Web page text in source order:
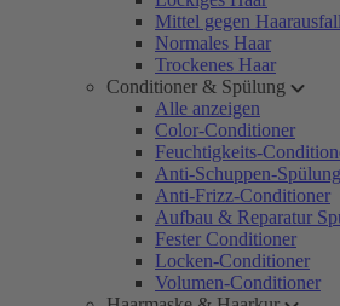
Mittel gegen Haarausfall
Normales Haar
Trockenes Haar
Conditioner & Spülung
Alle anzeigen
Color-Conditioner
Feuchtigkeits-
Anti-Schuppen-Spülung
Anti-Frizz-Conditioner
Aufbau & Reparatur
Fester Conditioner
Locken-Conditioner
Volumen-Conditioner